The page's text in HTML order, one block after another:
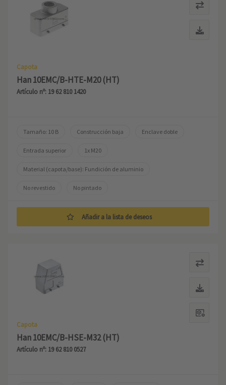
Capota
Han 10EMC/B-HTE-M20 (HT)
Artículo nº: 19 62 810 1420
Tamaño: 10 B Construcción baja Enclave doble
Entrada superior 1x M20
Material (capota/base): Fundición de aluminio
No revestido No pintado
Añadir a la lista de deseos
Capota
Han 10EMC/B-HSE-M32 (HT)
Artículo nº: 19 62 810 0527